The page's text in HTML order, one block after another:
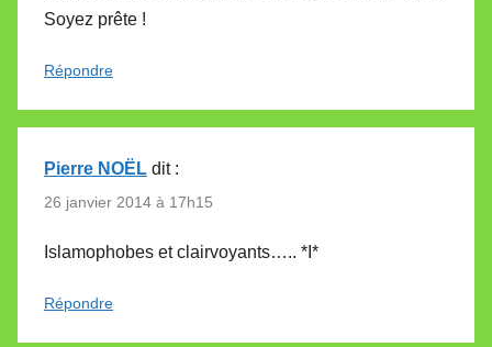
Soyez prête !
Répondre
Pierre NOËL dit :
26 janvier 2014 à 17h15
Islamophobes et clairvoyants….. *I*
Répondre